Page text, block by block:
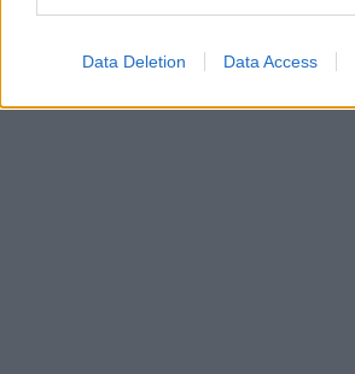
Data Deletion Data Access